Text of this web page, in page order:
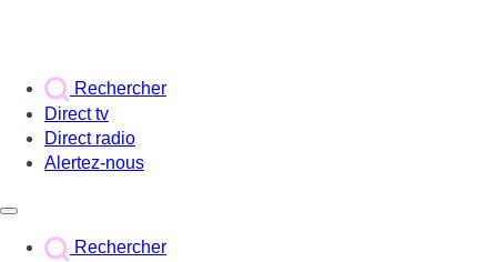
Rechercher
Direct tv
Direct radio
Alertez-nous
Rechercher